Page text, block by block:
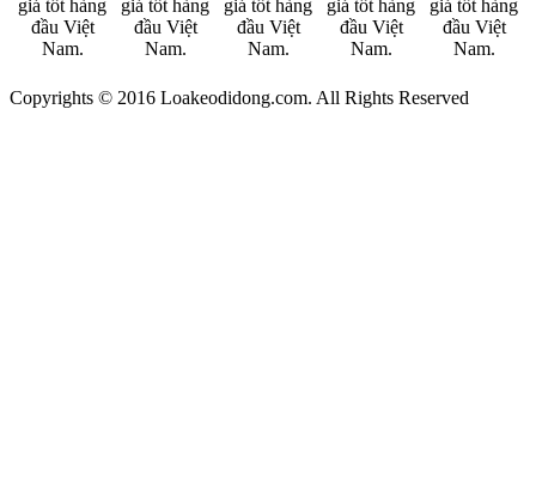
Copyrights © 2016 Loakeodidong.com. All Rights Reserved